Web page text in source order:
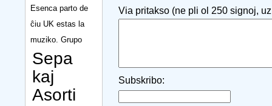
Esenca parto de
ĉiu UK estas la
muziko. Grupo
Sepa
kaj
Asorti
Via pritakso (ne pli ol 250 signoj,
Subskribo: